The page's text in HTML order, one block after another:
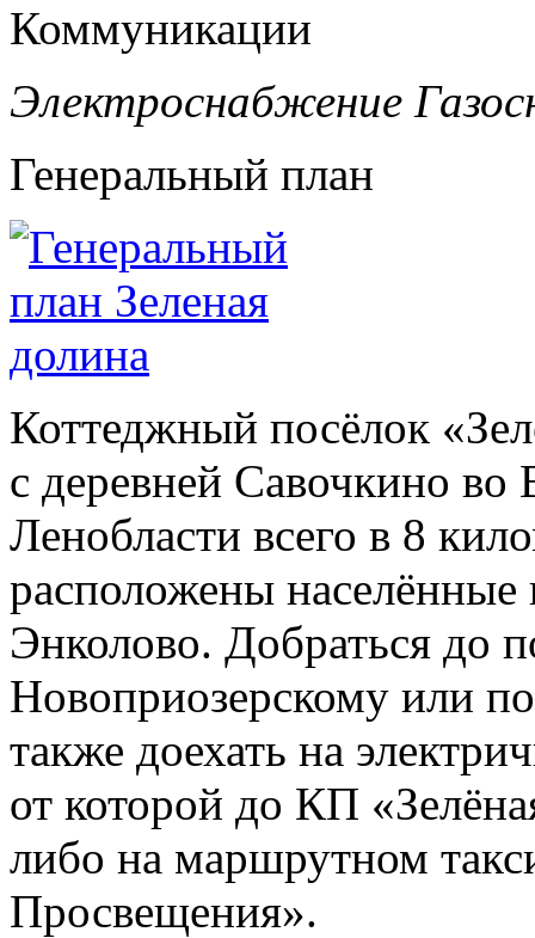
Коммуникации
Электроснабжение
Генеральный план
Коттеджный посёлок
с деревней Савочкино во
Ленобласти всего в 8
расположены
Энколово. Добраться до
Новоприозерскому или
также доехать на
от которой до КП
либо на маршрутном
Просвещения».